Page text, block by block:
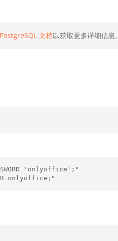
文档以获取更多详细信息。
'onlyoffice';"